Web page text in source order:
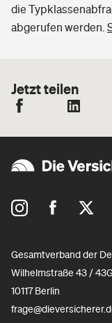
die
abgerufen werden.
Jetzt teilen
Gesamtverband der
Wilhelmstraße 43 /
10117 Berlin